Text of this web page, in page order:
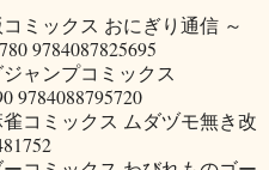
ミックス おにぎり通信 ～
9784087825695
ャンプコミックス
9784088795720
コミックス ムダヅモ無き改